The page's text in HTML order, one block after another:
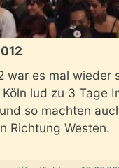
war es mal wieder
lud zu 3 Tage
so machten
Richtung Westen.